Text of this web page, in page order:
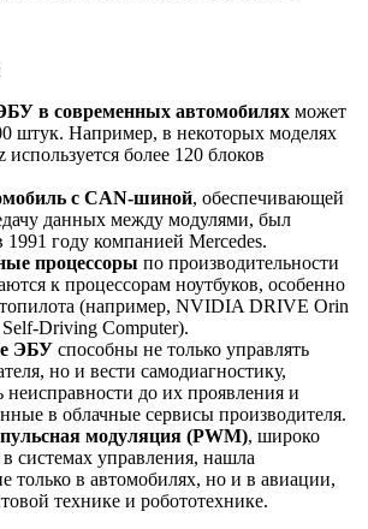
в современных автомобилях может
штук. Например, в некоторых моделях
используется более 120 блоков
с CAN-шиной, обеспечивающей
данных между модулями, был
1991 году компанией Mercedes.
процессоры по производительности
к процессорам ноутбуков, особенно
(например, NVIDIA DRIVE Orin
Driving Computer).
ЭБУ способны не только управлять
но и вести самодиагностику,
неисправности до их проявления и
в облачные сервисы производителя.
модуляция (PWM), широко
в системах управления, нашла
только в автомобилях, но и в авиации,
технике и робототехнике.